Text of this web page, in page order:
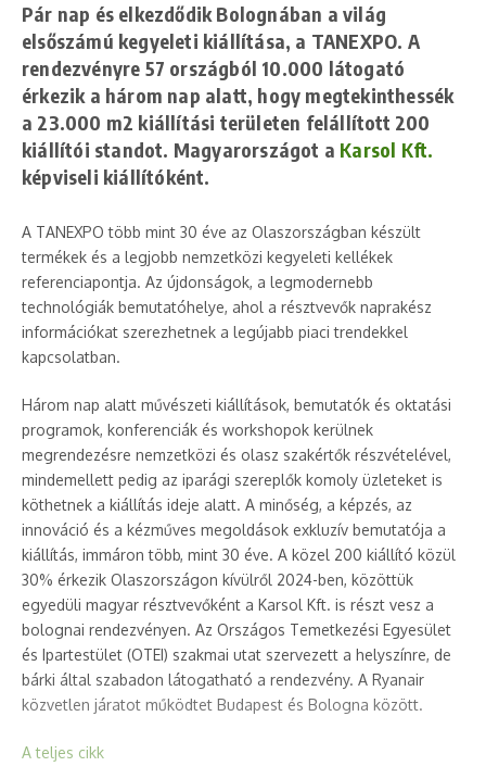
Pár nap és elkezdődik Bolognában a világ
elsőszámú kegyeleti kiállítása, a TANEXPO. A
rendezvényre 57 országból 10.000 látogató
érkezik a három nap alatt, hogy megtekinthessék
a 23.000 m2 kiállítási területen felállított 200
kiállítói standot. Magyarországot a Karsol Kft.
képviseli kiállítóként.
A TANEXPO több mint 30 éve az Olaszországban készült
termékek és a legjobb nemzetközi kegyeleti kellékek
referenciapontja. Az újdonságok, a legmodernebb
technológiák bemutatóhelye, ahol a résztvevők naprakész
információkat szerezhetnek a legújabb piaci trendekkel
kapcsolatban.
Három nap alatt művészeti kiállítások, bemutatók és oktatási
programok, konferenciák és workshopok kerülnek
megrendezésre nemzetközi és olasz szakértők részvételével,
mindemellett pedig az iparági szereplők komoly üzleteket is
köthetnek a kiállítás ideje alatt. A minőség, a képzés, az
innováció és a kézműves megoldások exkluzív bemutatója a
kiállítás, immáron több, mint 30 éve. A közel 200 kiállító közül
30% érkezik Olaszországon kívülről 2024-ben, közöttük
egyedüli magyar résztvevőként a Karsol Kft. is részt vesz a
bolognai rendezvényen. Az Országos Temetkezési Egyesület
és Ipartestület (OTEI) szakmai utat szervezett a helyszínre, de
bárki által szabadon látogatható a rendezvény. A Ryanair
közvetlen járatot működtet Budapest és Bologna között.
A teljes cikk